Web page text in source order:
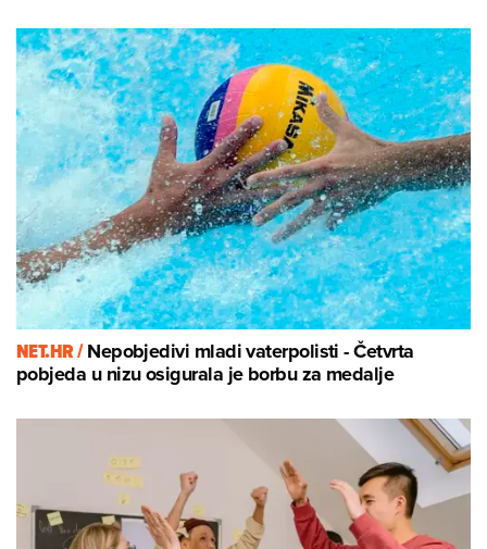
NET.HR /Nepobjedivi mladi vaterpolisti - Četvrta
pobjeda u nizu osigurala je borbu za medalje